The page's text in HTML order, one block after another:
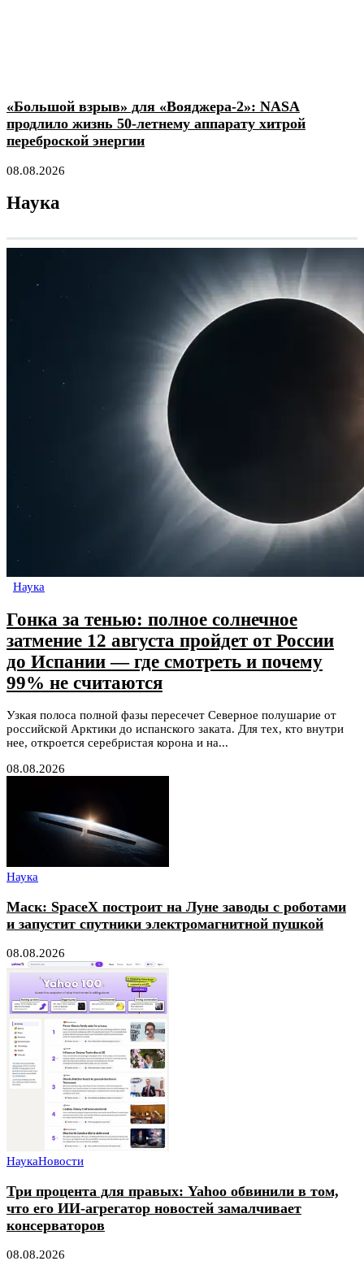
«Большой взрыв» для «Вояджера-2»: NASA
продлило жизнь 50-летнему аппарату хитрой
переброской энергии
08.08.2026
Наука
Наука
Гонка за тенью: полное солнечное
затмение 12 августа пройдет от России
до Испании — где смотреть и почему
99% не считаются
Узкая полоса полной фазы пересечет Северное полушарие от
российской Арктики до испанского заката. Для тех, кто внутри
нее, откроется серебристая корона и на...
08.08.2026
Наука
Маск: SpaceX построит на Луне заводы с роботами
и запустит спутники электромагнитной пушкой
08.08.2026
НаукаНовости
Три процента для правых: Yahoo обвинили в том,
что его ИИ-агрегатор новостей замалчивает
консерваторов
08.08.2026